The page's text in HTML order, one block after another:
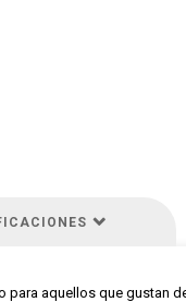
para aquellos que